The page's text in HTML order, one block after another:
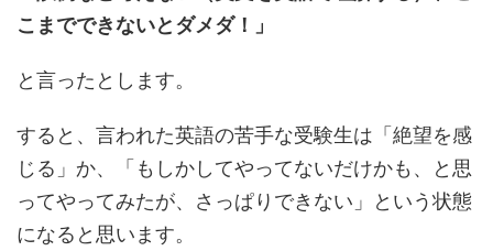
こまでできないとダメダ！」
と言ったとします。
すると、言われた英語の苦手な受験生は「絶望を感
じる」か、「もしかしてやってないだけかも、と思
ってやってみたが、さっぱりできない」という状態
になると思います。